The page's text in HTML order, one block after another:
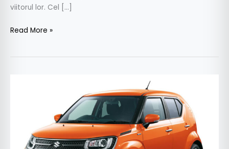
viitorul lor. Cel […]
Read More »